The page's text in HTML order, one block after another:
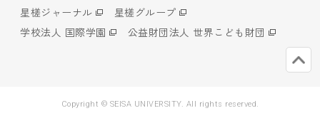
星槎ジャーナル
星槎グループ
学校法人 国際学園
公益財団法人 世界こども財団
Copyright © SEISA UNIVERSITY. All rights reserved.